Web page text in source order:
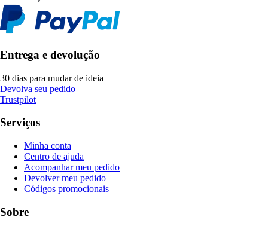
Entrega e devolução
30 dias para mudar de ideia
Devolva seu pedido
Trustpilot
Serviços
Minha conta
Centro de ajuda
Acompanhar meu pedido
Devolver meu pedido
Códigos promocionais
Sobre